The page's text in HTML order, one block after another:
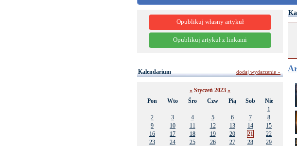
Opublikuj własny artykuł
Opublikuj artykuł z linkami
Kalendarium
« Styczeń 2023 »
Pon
Wto Śro Czw Pią Sob
Nie
1
2
3 4 5 6 7
8
9
10 11 12 13 14
15
16
17 18 19 20 21
22
23
24 25 26 27 28
29
dodaj wydarzenie »